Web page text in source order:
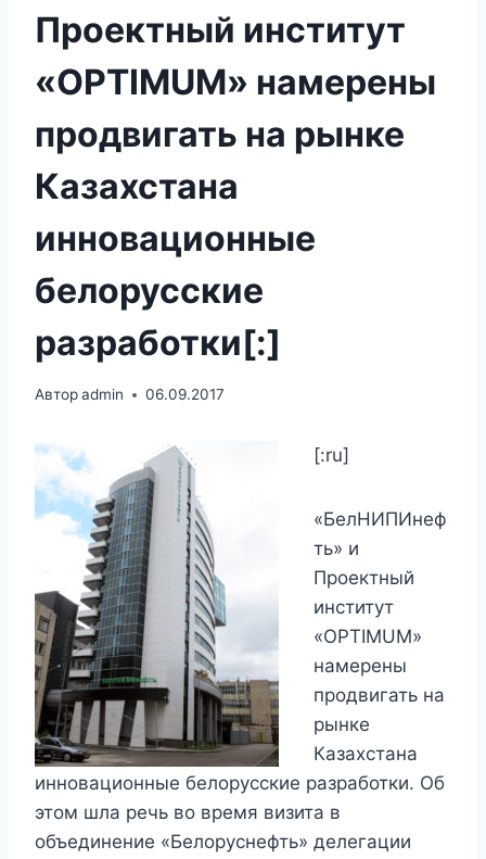
Проектный институт
«OPTIMUM» намерены
продвигать на рынке
Казахстана
инновационные
белорусские
разработки[:]
Авторadmin 06.09.2017
[:ru]
«БелНИПИнеф
ть» и
Проектный
институт
«OPTIMUM»
намерены
продвигать на
рынке
Казахстана
инновационные белорусские разработки. Об
этом шла речь во время визита в
объединение «Белоруснефть» делегации